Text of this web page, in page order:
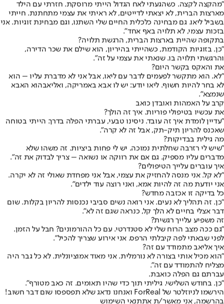
"מהקצה לקצה. כשהגעתי לאח הגדול הייתי מרוסקת. חזרתי עם הילד
מארצות הברית, לא יצאתי לדייטים, לא ראיתי את עצמי מתחתנת. חייתי
בשביל ליאו. גם מבחינה כלכלית החיים שלי השתנו, וגם מבחינת זוגיות. אני
בזכות עצמי, לא תלויה באף אחד".
בתקופה שהיית בארצות הברית, הרגשת תלויה?
"כן. בזוגיות הקודמת, כשהייתי בהיריון, הוא שילם את שכר הדירה,
והרגשתי תלויה בו. שנאתי את עצמי על זה".
את והאקס בקשר היום?
"לא. הוא מתקשר לפעמים לדבר עם ליאו, אבל אני לא מדברת עליו – הוא
לא בחר להיות חשוף. ליאו יודע: יש לו אבא באמריקה, ואליאבהוא האבא
שנמצא".
קרב על האמהות ואובדן כואב
את עכשיו בטיפולי פוריות. איך זה הולך?
"עדיין לומדת איך זה עובד. ניסינו טבעי, עברתי הפלה בדרך. הייתי בטוחה
שאכנס להריון תיק-תק, אבל זה לא קרה".
מה גילית בבדיקות?
"שיש לי רזרבה שחלתית נמוכה. יש לי פחות ביציות. זה משהו שלא
מדברים עליו מספיק. גם אם את רווקה או נשואה – צריך לבדוק את זה".
איך עוברים עלייך הטיפולים?
"לא קל. אני מנסה להחזיק את עצמי, אבל אני מפחדת שאולי זה לא יקרה.
אני יודעת מה זה להיות אמא, ואני רוצה עוד ילדים".
כל בדיקה זו אכזבה מחדש?
"כן. זה תהליך לא נעים. אני רואה נשים סביבי נכנסות להריון בקלות. שום
דבר אצלי בחיים לא הלך קל, כנראה שגם זה לא".
זה משפיע עלייך רגשית?
"גם ככה מצב הרוח שלי לא סטנדרטי. עם כל ההורמונים? חבל על הזמן.
לפני שבאתי לפה קיבלתי הרפס. אני אירוע שצריך להכיל".
איך אליאב מתמודד עם זה?
"הוא מכיל אותי בצורה לא נורמלית. אני מאוד אמוציונלית. לא כל גבר היה
מצליח להתמודד עם זה".
עברתם גם הפלה כואבת.
"כן. בחודש השלישי. גיליתי תוך כדי שהיו תאומים. זה כאב מטורף".
הירשמו לניוזלטר של ForReal ואנחנו נדאג שלא תפספסו שום דבר חשוב!
בהרשמה, אני מאשר/ת אתתנאי השימוש